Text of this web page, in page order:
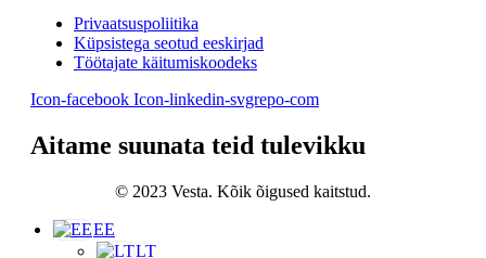
Privaatsuspoliitika
Küpsistega seotud eeskirjad
Töötajate käitumiskoodeks
Icon-facebook Icon-linkedin-svgrepo-com
Aitame suunata teid tulevikku
© 2023 Vesta. Kõik õigused kaitstud.
EE
LT